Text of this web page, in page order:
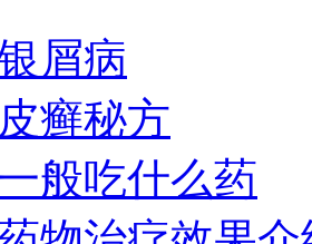
屑病
癣秘方
般吃什么药